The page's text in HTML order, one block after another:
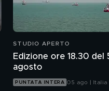
STUDIO APERTO
Edizione ore 18.30 del
agosto
PUNTATA INTERA 05 ago | Italia